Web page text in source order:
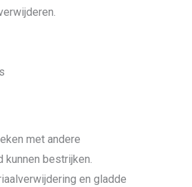
met andere
bestrijken.
en gladde